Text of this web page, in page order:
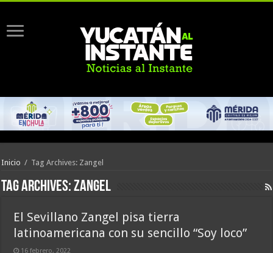
Inicio / Tag Archives: Zangel
Tag Archives:Zangel
El Sevillano Zangel pisa tierra
latinoamericana con su sencillo “Soy loco”
16 febrero, 2022